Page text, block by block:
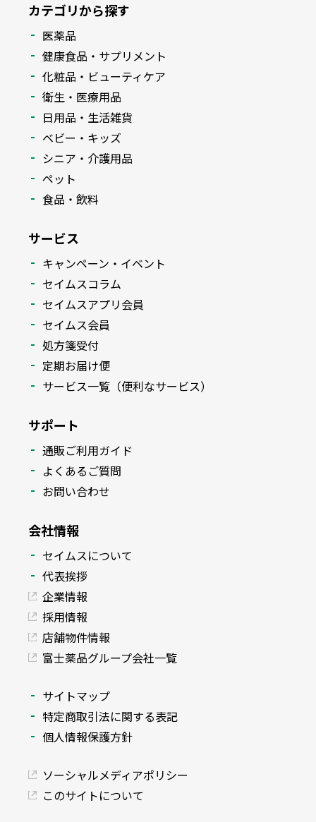
カテゴリから探す
医薬品
健康食品・サプリメント
化粧品・ビューティケア
衛生・医療用品
日用品・生活雑貨
ベビー・キッズ
シニア・介護用品
ペット
食品・飲料
サービス
キャンペーン・イベント
セイムスコラム
セイムスアプリ会員
セイムス会員
処方箋受付
定期お届け便
サービス一覧（便利なサービス）
サポート
通販ご利用ガイド
よくあるご質問
お問い合わせ
会社情報
セイムスについて
代表挨拶
企業情報
採用情報
店舗物件情報
富士薬品グループ会社一覧
サイトマップ
特定商取引法に関する表記
個人情報保護方針
ソーシャルメディアポリシー
このサイトについて